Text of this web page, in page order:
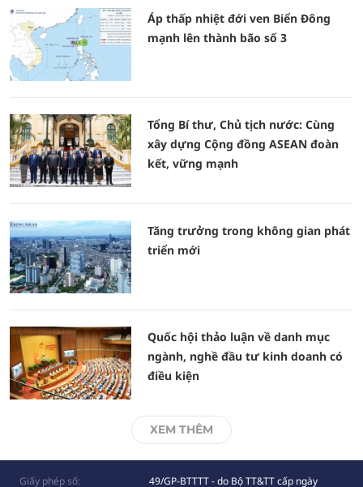
Áp thấp nhiệt đới ven Biển Đông
mạnh lên thành bão số 3
Tổng Bí thư, Chủ tịch nước: Cùng
xây dựng Cộng đồng ASEAN đoàn
kết, vững mạnh
Tăng trưởng trong không gian phát
triển mới
Quốc hội thảo luận về danh mục
ngành, nghề đầu tư kinh doanh có
điều kiện
XEM THÊM
Giấy phép số: 49/GP-BTTTT - do Bộ TT&TT cấp ngày